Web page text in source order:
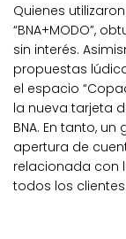
Quienes
“BNA+MODO”,
sin interés.
propuestas
el espacio
la nueva tarjeta
BNA. En tanto, un
apertura de
relacionada con
todos los clientes.